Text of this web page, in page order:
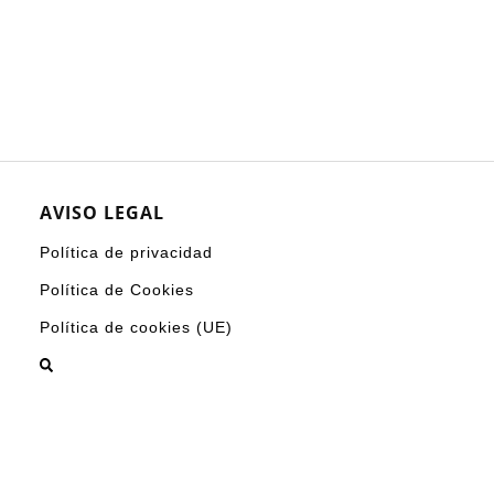
AVISO LEGAL
Política de privacidad
Política de Cookies
Política de cookies (UE)